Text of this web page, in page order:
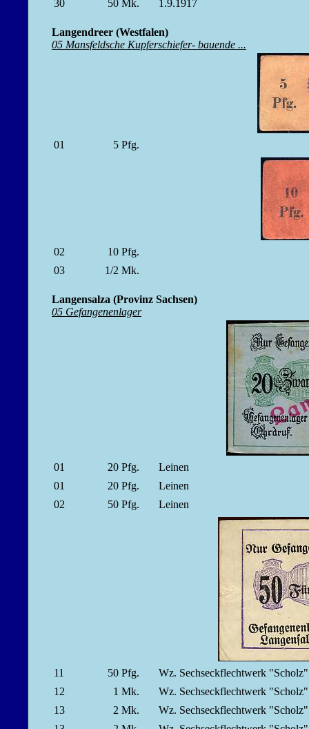
30 50 Mk. 1.9.1917
Langendreer (Westfalen)
05 Mansfeldsche Kupferschiefer- bauende ...
01 5 Pfg.
02 10 Pfg.
03
1/2 Mk.
Langensalza (Provinz Sachsen)
05 Gefangenenlager
01 20 Pfg.
Leinen
01
20 Pfg.
Leinen
02
50 Pfg. Leinen
11 50 Pfg.
Wz. Sechseckflechtwerk
12
1 Mk.
Wz. Sechseckflechtwerk
13
2 Mk.
Wz. Sechseckflechtwerk